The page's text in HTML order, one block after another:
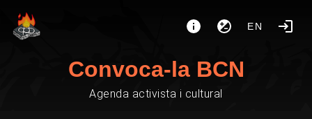
EN
Convoca-la BCN
Agenda activista i cultural